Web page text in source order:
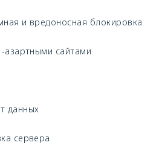
и вредоносная блокировка
азартными сайтами
данных
сервера